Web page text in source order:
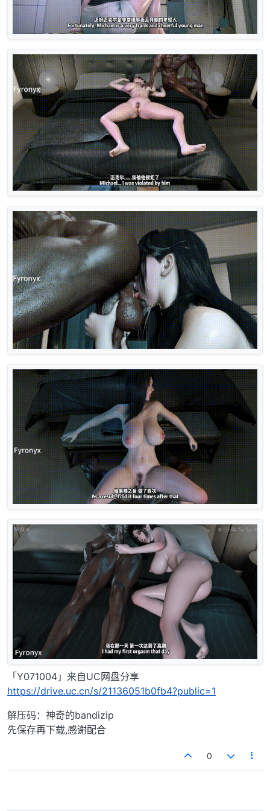
「Y071004」来自UC网盘分享
https://drive.uc.cn/s/21136051b0fb4?public=1
解压码：神奇的bandizip
先保存再下载,感谢配合
0